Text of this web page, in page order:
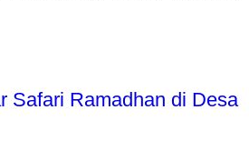
Safari Ramadhan di Desa